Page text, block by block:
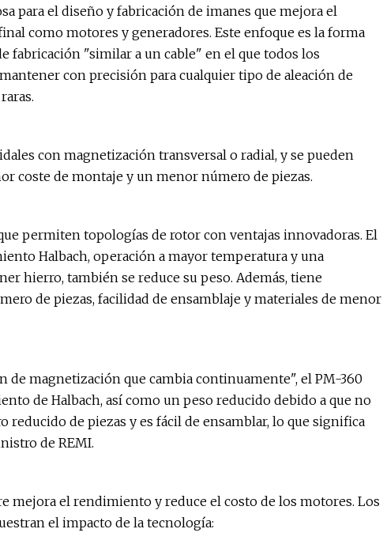
para el diseño y fabricación de imanes que mejora el
como motores y generadores. Este enfoque es la forma
fabricación "similar a un cable" en el que todos los
con precisión para cualquier tipo de aleación de
con magnetización transversal o radial, y se pueden
coste de montaje y un menor número de piezas.
permiten topologías de rotor con ventajas innovadoras. El
Halbach, operación a mayor temperatura y una
hierro, también se reduce su peso. Además, tiene
de piezas, facilidad de ensamblaje y materiales de menor
de magnetización que cambia continuamente", el PM-360
de Halbach, así como un peso reducido debido a que no
de piezas y es fácil de ensamblar, lo que significa
de REMI.
mejora el rendimiento y reduce el costo de los motores. Los
el impacto de la tecnología: